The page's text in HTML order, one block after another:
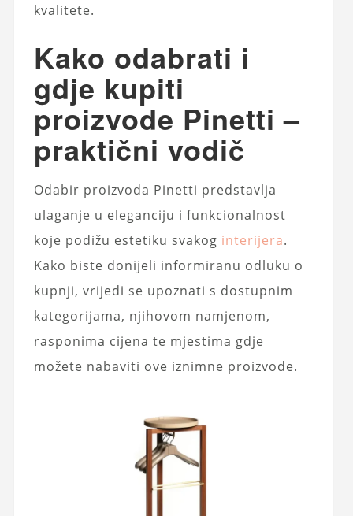
kvalitete.
Kako odabrati i
gdje kupiti
proizvode Pinetti –
praktični vodič
Odabir proizvoda Pinetti predstavlja
ulaganje u eleganciju i funkcionalnost
koje podižu estetiku svakog interijera.
Kako biste donijeli informiranu odluku o
kupnji, vrijedi se upoznati s dostupnim
kategorijama, njihovom namjenom,
rasponima cijena te mjestima gdje
možete nabaviti ove iznimne proizvode.